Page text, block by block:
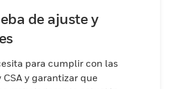
de ajuste y
para cumplir con las
CSA y garantizar que